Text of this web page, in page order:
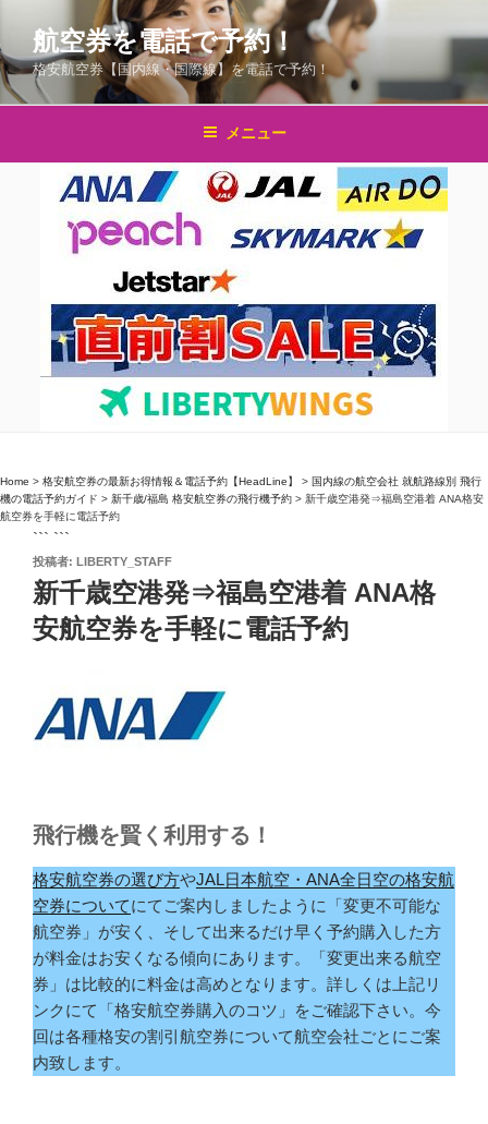
テ
ン
ス
航空券を電話で予約！
格安航空券【国内線・国際線】を電話で予約！
メニュー
Home > 格安航空券の最新お得情報＆電話予約【HeadLine】 > 国内線の航空会社 就航路線別 飛行
機の電話予約ガイド > 新千歳/福島 格安航空券の飛行機予約 > 新千歳空港発⇒福島空港着 ANA格安
航空券を手軽に電話予約
``` ```
投
稿
日:
投稿者: LIBERTY_STAFF
新千歳空港発⇒福島空港着 ANA格
安航空券を手軽に電話予約
飛行機を賢く利用する！
格安航空券の選び方やJAL日本航空・ANA全日空の格安航
空券についてにてご案内しましたように「変更不可能な
航空券」が安く、そして出来るだけ早く予約購入した方
が料金はお安くなる傾向にあります。「変更出来る航空
券」は比較的に料金は高めとなります。詳しくは上記リ
ンクにて「格安航空券購入のコツ」をご確認下さい。今
回は各種格安の割引航空券について航空会社ごとにご案
内致します。